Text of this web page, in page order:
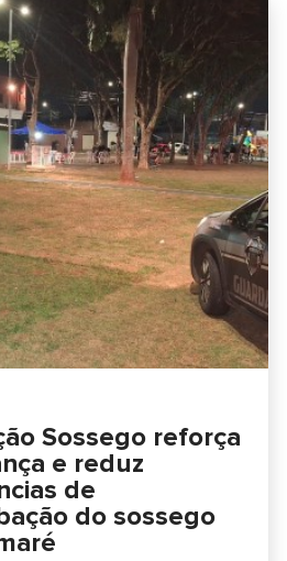
Sossego reforça
e reduz
de
do sossego